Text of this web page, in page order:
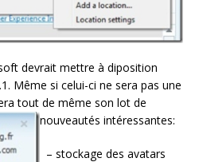
devrait mettre à diposition
Même si celui-ci ne sera pas une
tout de même son lot de
nouveautés intéressantes:
– stockage des avatars